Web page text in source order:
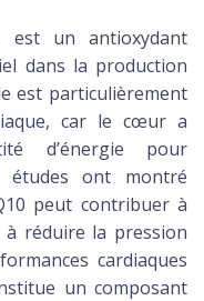
est un antioxydant
dans la production
est particulièrement
car le cœur a
d’énergie pour
études ont montré
peut contribuer à
réduire la pression
cardiaques
un composant